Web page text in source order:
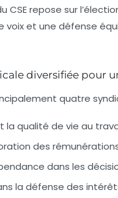
CSE repose sur
voix et une défense
diversifiée pour
quatre
la qualité de vie au
des
dans les
la défense des